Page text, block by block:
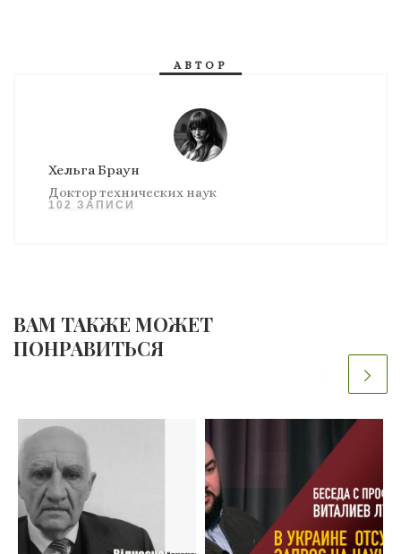
АВТОР
Хельга Браун
Доктор технических наук
102 ЗАПИСИ
ВАМ ТАКЖЕ МОЖЕТ
ПОНРАВИТЬСЯ